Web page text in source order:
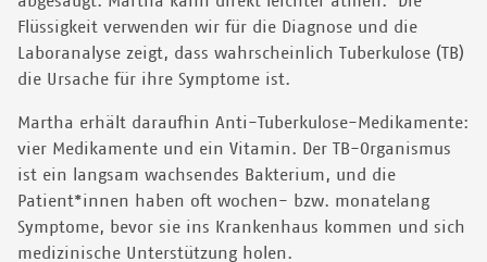
Flüssigkeit verwenden wir für die Diagnose und die
Laboranalyse zeigt, dass wahrscheinlich Tuberkulose (TB)
die Ursache für ihre Symptome ist.
Martha erhält daraufhin Anti-Tuberkulose-Medikamente:
vier Medikamente und ein Vitamin. Der TB-Organismus
ist ein langsam wachsendes Bakterium, und die
Patient*innen haben oft wochen- bzw. monatelang
Symptome, bevor sie ins Krankenhaus kommen und sich
medizinische Unterstützung holen.